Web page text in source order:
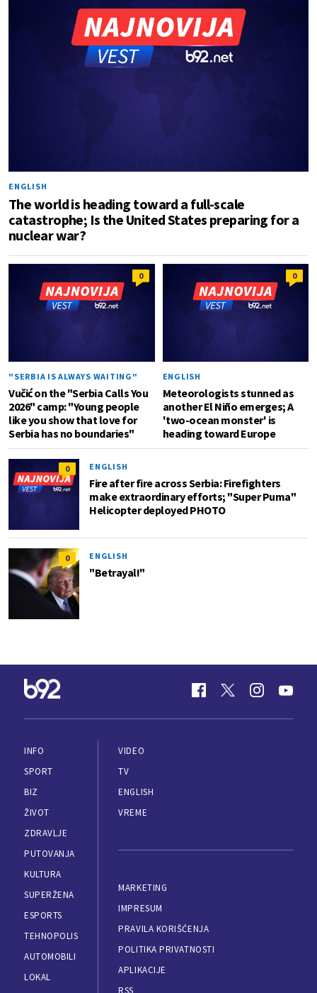
ENGLISH
The world is heading toward a full-scale
catastrophe; Is the United States preparing for a
nuclear war?
0
"SERBIA IS ALWAYS WAITING"
Vučić on the "Serbia Calls You
2026" camp: "Young people
like you show that love for
Serbia has no boundaries"
0
ENGLISH
Meteorologists stunned as
another El Niño emerges; A
'two-ocean monster' is
heading toward Europe
0 ENGLISH
Fire after fire across Serbia: Firefighters
make extraordinary efforts; "Super Puma"
Helicopter deployed PHOTO
0 ENGLISH
"Betrayal!"
INFO
SPORT
BIZ
ŽIVOT
ZDRAVLJE
PUTOVANJA
KULTURA
SUPERŽENA
ESPORTS
TEHNOPOLIS
AUTOMOBILI
LOKAL
VIDEO
TV
ENGLISH
VREME
MARKETING
IMPRESUM
PRAVILA KORIŠĆENJA
POLITIKA PRIVATNOSTI
APLIKACIJE
RSS